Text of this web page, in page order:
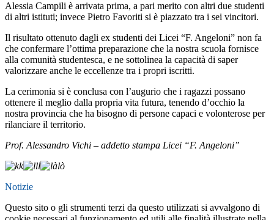
Alessia Campili è arrivata prima, a pari merito con altri due studenti
di altri istituti; invece Pietro Favoriti si è piazzato tra i sei vincitori.
Il risultato ottenuto dagli ex studenti dei Licei “F. Angeloni” non fa
che confermare l’ottima preparazione che la nostra scuola fornisce
alla comunità studentesca, e ne sottolinea la capacità di saper
valorizzare anche le eccellenze tra i propri iscritti.
La cerimonia si è conclusa con l’augurio che i ragazzi possano
ottenere il meglio dalla propria vita futura, tenendo d’occhio la
nostra provincia che ha bisogno di persone capaci e volonterose per
rilanciare il territorio.
Prof. Alessandro Vichi – addetto stampa Licei “F. Angeloni”
Notizie
Questo sito o gli strumenti terzi da questo utilizzati si avvalgono di